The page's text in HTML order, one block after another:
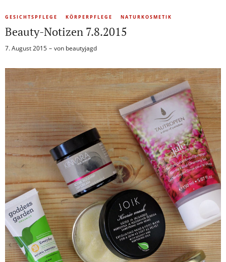
GESICHTSPFLEGE KÖRPERPFLEGE NATURKOSMETIK
Beauty-Notizen 7.8.2015
7. August 2015 von beautyjagd